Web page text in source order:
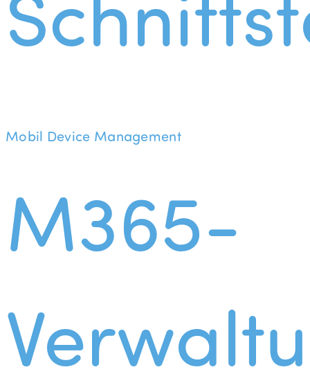
Mobil Device Management
M365-